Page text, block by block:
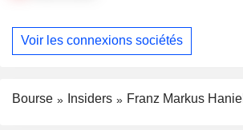
Voir les connexions sociétés
Bourse Insiders Franz Markus Haniel